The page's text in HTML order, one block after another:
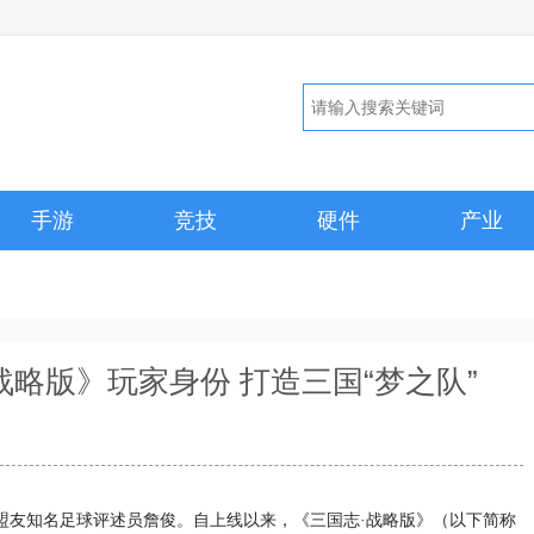
手游 竞技 硬件 产业
版》玩家身份 打造三国“梦之队”
名足球评述员詹俊。自上线以来，《三国志·战略版》（以下简称